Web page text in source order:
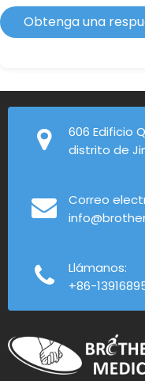
Obtenga una
606 Edificio
distrito de
Correo
Llámanos:
+86-